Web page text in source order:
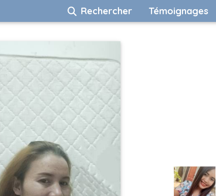
Rechercher Témoignages